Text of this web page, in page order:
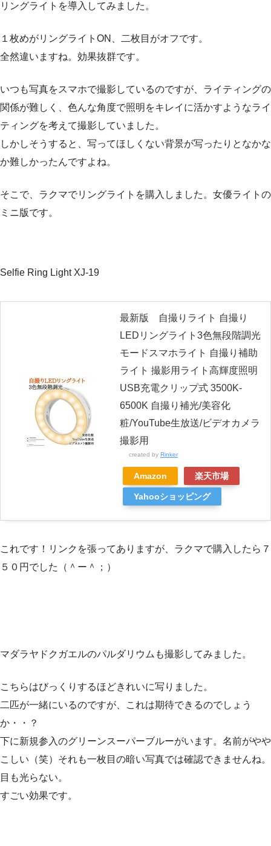
リングライトを導入してみました。
１枚めがリングライトON、二枚目がオフです。
全然違いますね。効果抜群です。
いつも写真をスマホで撮影しているのですが、ライティングの
関係が難しく、色んな角度で照明をキレイに活かすようなライ
ティングを考えて撮影していました。
しかしそうすると、写ってほしくない背景が写ったりとなかな
か難しかったんですよね。
そこで、ラクマでリングライトを購入しました。女優ライトの
ミニ版です。
Selfie Ring Light XJ-19
最新版 自撮りライト 自撮り
LEDリングライト3色無段階調光
モードスマホライト 自撮り補助
ライト 撮影用ライト高輝度照明
USB充電クリップ式 3500K-
6500K 自撮り補光/美容化
粧/YouTube生放送/ビデオカメラ
撮影用
created by Rinker
Amazon 楽天市場
Yahooショッピング
これです！リンクを張ってありますが、ラクマで購入したら７
５０円でした（＾ー＾；）
マダラヤドクガエルのパルダリウムも撮影してみました。
こちらはびっくりするほどきれいに写りました。
二匹が一緒にいるのですが、これは期待できるのでしょう
か・・？
下に新規参入のグリーンスーパーブルーがいます。名前がやや
こしい（笑）それも一枚目の暗い写真では確認できませんね。
目も光らない。
すごい効果です。